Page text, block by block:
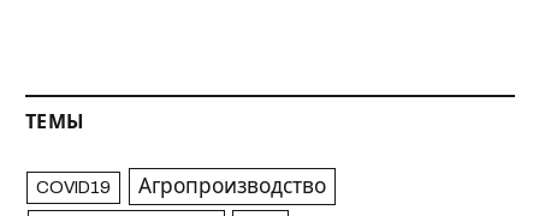
ТЕМЫ
COVID19 Агропроизводство